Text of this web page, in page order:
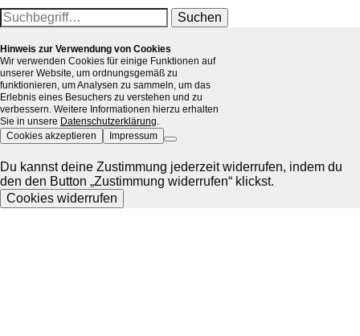
Suchen
Hinweis zur Verwendung von Cookies
Wir verwenden Cookies für einige Funktionen auf
unserer Website, um ordnungsgemäß zu
funktionieren, um Analysen zu sammeln, um das
Erlebnis eines Besuchers zu verstehen und zu
verbessern. Weitere Informationen hierzu erhalten
Sie in unsere Datenschutzerklärung.
Cookies akzeptieren
Impressum
Du kannst deine Zustimmung jederzeit widerrufen, indem du
den den Button „Zustimmung widerrufen“ klickst.
Cookies widerrufen